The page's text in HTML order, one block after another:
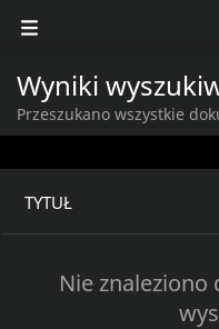
Wyniki
Przeszukano wszystkie
TYTUŁ
Nie